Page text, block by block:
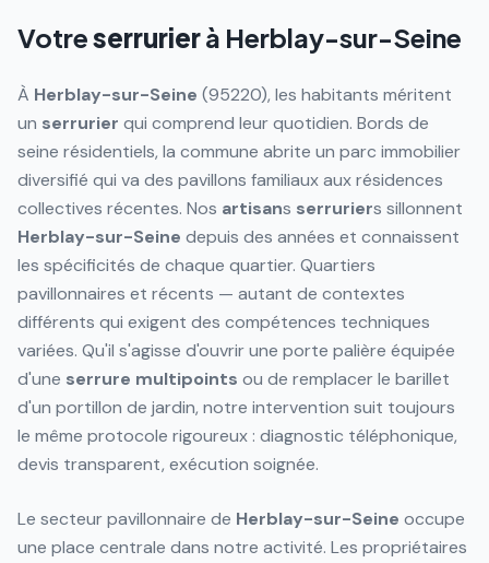
Votreserrurierà Herblay-sur-Seine
À Herblay-sur-Seine (95220), les habitants méritent
un serrurier qui comprend leur quotidien. Bords de
seine résidentiels, la commune abrite un parc immobilier
diversifié qui va des pavillons familiaux aux résidences
collectives récentes. Nos artisans serruriers sillonnent
Herblay-sur-Seine depuis des années et connaissent
les spécificités de chaque quartier. Quartiers
pavillonnaires et récents — autant de contextes
différents qui exigent des compétences techniques
variées. Qu'il s'agisse d'ouvrir une porte palière équipée
d'une serrure multipoints ou de remplacer le barillet
d'un portillon de jardin, notre intervention suit toujours
le même protocole rigoureux : diagnostic téléphonique,
devis transparent, exécution soignée.
Le secteur pavillonnaire de Herblay-sur-Seine occupe
une place centrale dans notre activité. Les propriétaires